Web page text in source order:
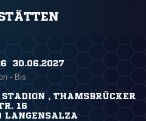
30.06.2027
- Bis
, THAMSBRÜCKER
16